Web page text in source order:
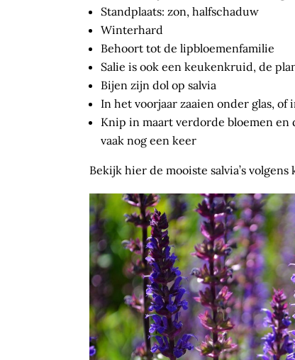
Standplaats: zon, halfschaduw
Winterhard
Behoort tot de lipbloemenfamilie
Salie is ook een keukenkruid, de
Bijen zijn dol op salvia
In het voorjaar zaaien onder glas,
Knip in maart verdorde bloemen en
vaak nog een keer
Bekijk hier de mooiste salvia’s